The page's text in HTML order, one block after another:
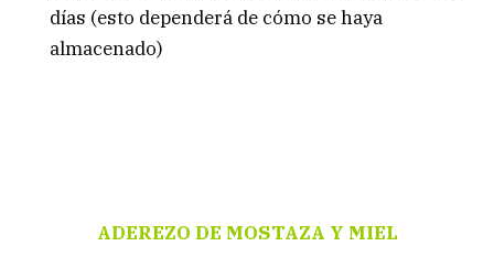
días (esto dependerá de cómo se haya
almacenado)
ADEREZO DE MOSTAZA Y MIEL